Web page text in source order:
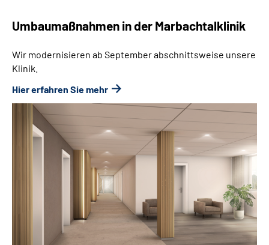
Umbaumaßnahmen in der Marbachtalklinik
Wir modernisieren ab September abschnittsweise unsere
Klinik.
Hier erfahren Sie mehr